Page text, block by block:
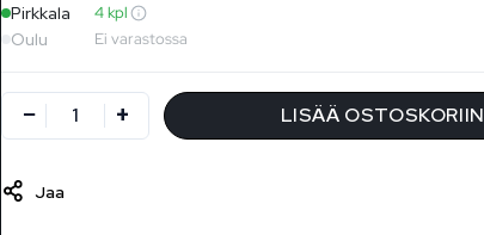
Pirkkala 4 kpl
Oulu Ei varastossa
LISÄÄ OSTOSKORIIN
Jaa